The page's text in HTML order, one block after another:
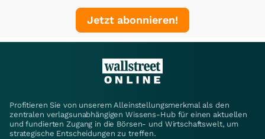
Jetzt abonnieren!
Profitieren Sie von unserem Alleinstellungsmerkmal als den
zentralen verlagsunabhängigen Wissens-Hub für einen aktuellen
und fundierten Zugang in die Börsen- und Wirtschaftswelt, um
strategische Entscheidungen zu treffen.